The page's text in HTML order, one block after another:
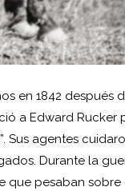
en 1842 después
a Edward
Sus agentes
Durante la
que pesaban